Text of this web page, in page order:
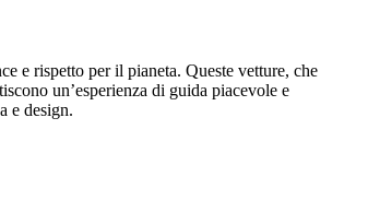
e rispetto per il pianeta. Queste vetture, che
un’esperienza di guida piacevole e
e design.